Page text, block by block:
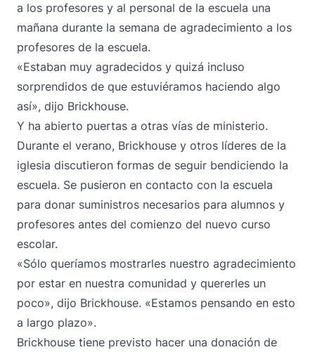
a los profesores y al personal de la escuela una
mañana durante la semana de agradecimiento a los
profesores de la escuela.
«Estaban muy agradecidos y quizá incluso
sorprendidos de que estuviéramos haciendo algo
así», dijo Brickhouse.
Y ha abierto puertas a otras vías de ministerio.
Durante el verano, Brickhouse y otros líderes de la
iglesia discutieron formas de seguir bendiciendo la
escuela. Se pusieron en contacto con la escuela
para donar suministros necesarios para alumnos y
profesores antes del comienzo del nuevo curso
escolar.
«Sólo queríamos mostrarles nuestro agradecimiento
por estar en nuestra comunidad y quererles un
poco», dijo Brickhouse. «Estamos pensando en esto
a largo plazo».
Brickhouse tiene previsto hacer una donación de